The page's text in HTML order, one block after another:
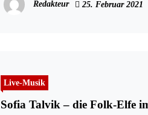
Redakteur 25. Februar 2021
Live-Musik
Sofia Talvik – die Folk-Elfe